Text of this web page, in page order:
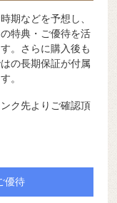
期などを予想し、
特典・ご優待を活
。さらに購入後も
の長期保証が付属
。
ク先よりご確認頂
優待